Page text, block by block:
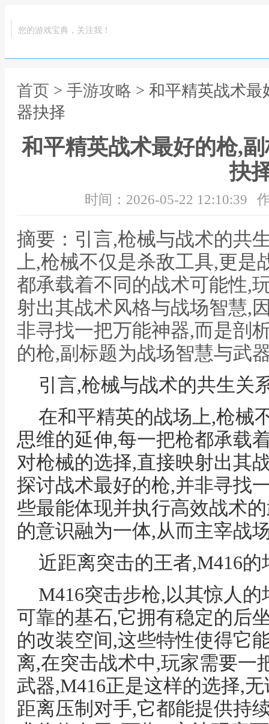
您的游戏宝典，关注我！
首页 > 手游攻略 > 和平精英战术
器抉择
和平精英战术最好的枪,
抉
时间：2026-05-22 12:10:39
摘要：引言,枪械与战术的共
上,枪械不仅是杀敌工具,更
都承载着不同的战术可能性,
射出其战术风格与战场智慧,
非寻找一把万能神器,而是剖
的枪,副标题为战场智慧与武
引言,枪械与战术的共生关
在和平精英的战场上,枪械
思维的延伸,每一把枪都承载
对枪械的选择,直接映射出其
探讨战术最好的枪,并非寻找
些最能体现并执行高效战术
的意识融为一体,从而主宰战
近距离突击的王者,M416的
M416突击步枪,以其惊人
可靠的基石,它拥有稳定的后
的改装空间,这些特性使得它
离,在突击战术中,玩家需要一
武器,M416正是这样的选择,
距离压制对手,它都能提供持